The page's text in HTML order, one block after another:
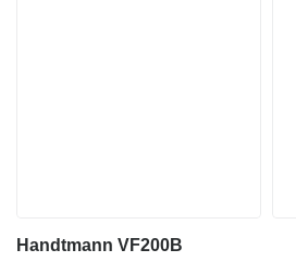
Handtmann VF200B